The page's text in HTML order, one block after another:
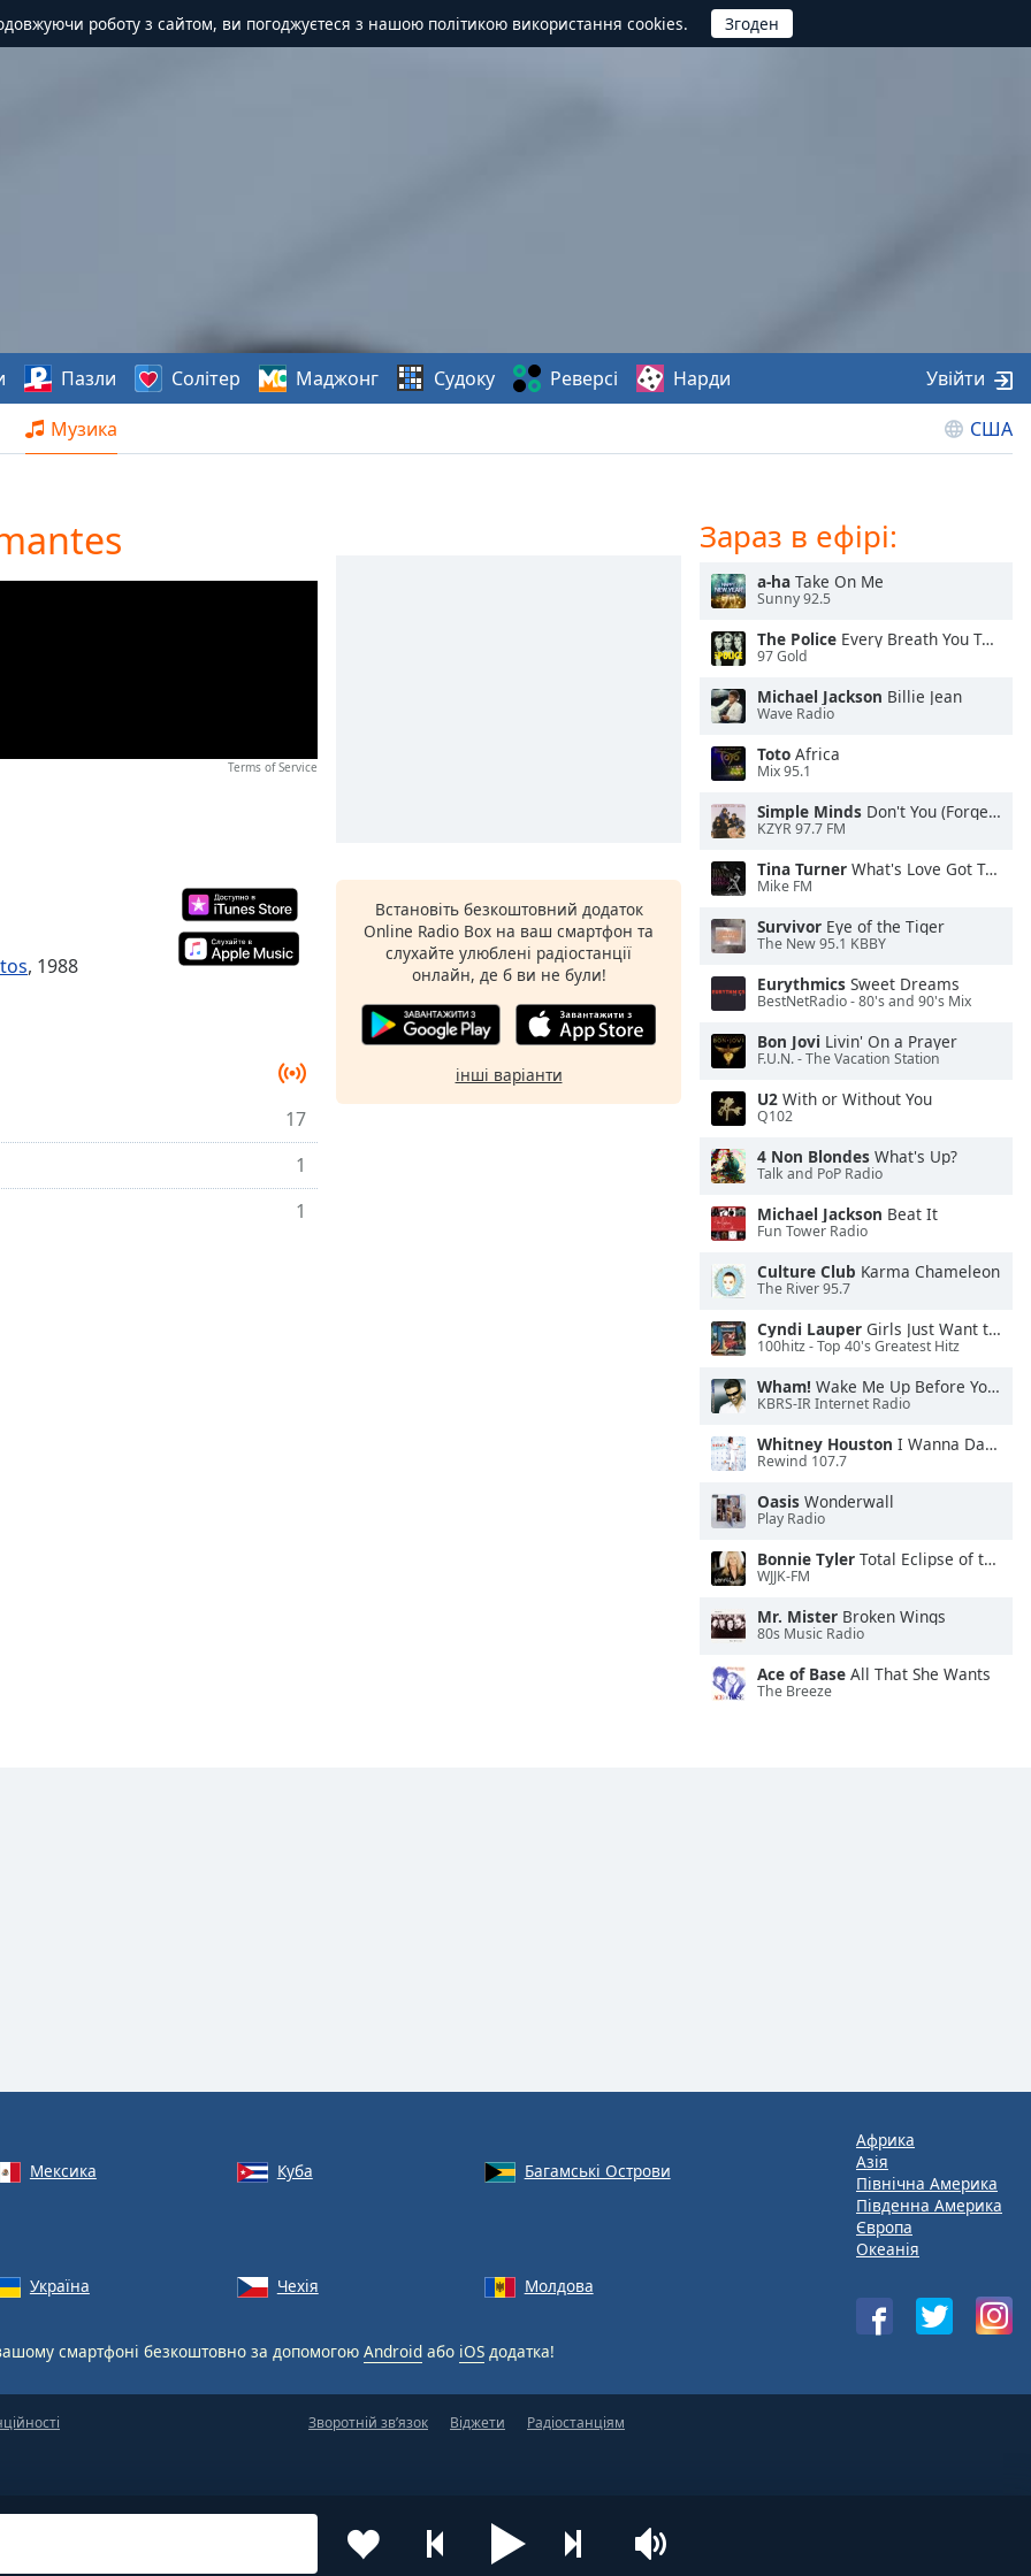
роботу з сайтом, ви погоджуєтеся з нашою політикою використання cookies.
Музика США
Пазли Солітер Маджонг Судоку Реверсі Нарди Увійти
Terms of Service
, 1988
17
1
1
Встановіть безкоштовний додаток
Online Radio Box на ваш смартфон та
слухайте улюблені радіостанції
онлайн, де б ви не були!
інші варіанти
Зараз в ефірі:
a-ha Take On Me
Sunny 92.5
The Police Every Breath You Take
97 Gold
Michael Jackson Billie Jean
Wave Radio
Toto Africa
Mix 95.1
Simple Minds Don't You (Forget About Me)
KZYR 97.7 FM
Tina Turner What's Love Got To Do With It
Mike FM
Survivor Eye of the Tiger
The New 95.1 KBBY
Eurythmics Sweet Dreams
BestNetRadio - 80's and 90's Mix
Bon Jovi Livin' On a Prayer
F.U.N. - The Vacation Station
U2 With or Without You
Q102
4 Non Blondes What's Up?
Talk and PoP Radio
Michael Jackson Beat It
Fun Tower Radio
Culture Club Karma Chameleon
The River 95.7
Cyndi Lauper Girls Just Want to Have Fun
100hitz - Top 40's Greatest Hitz
Wham! Wake Me Up Before You Go-Go
KBRS-IR Internet Radio
Whitney Houston I Wanna Dance With Somebody
Rewind 107.7
Oasis Wonderwall
Play Radio
Bonnie Tyler Total Eclipse of the Heart
WJJK-FM
Mr. Mister Broken Wings
80s Music Radio
Ace of Base All That She Wants
The Breeze
Мексика Куба
Багамські Острови
Україна Чехія Молдова
смартфоні безкоштовно за допомогою Android або iOS додатка!
Африка
Азія
Північна Америка
Південна Америка
Європа
Океанія
Зворотній зв’язок Віджети Радіостанціям